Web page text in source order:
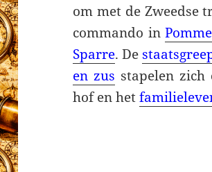
om met de Zweedse
commando in
Sparre. De
en zus stapelen
hof en het